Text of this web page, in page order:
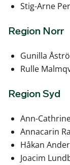
Stig-Arne
Region Norr
Gunilla
Rulle
Region Syd
Ann-
Annacarin
Håkan
Joacim